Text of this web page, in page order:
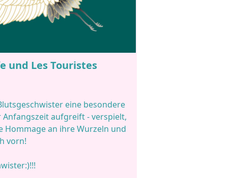
und Les Touristes
eine besondere
aufgreift - verspielt,
an ihre Wurzeln und
vorn!